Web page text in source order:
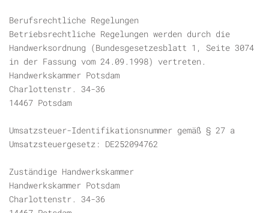
Berufsrechtliche Regelungen
Betriebsrechtliche Regelungen werden durch die
Handwerksordnung (Bundesgesetzesblatt 1, Seite 3074
in der Fassung vom 24.09.1998) vertreten.
Handwerkskammer Potsdam
Charlottenstr. 34-36
14467 Potsdam
Umsatzsteuer-Identifikationsnummer gemäß § 27 a
Umsatzsteuergesetz: DE252094762
Zuständige Handwerkskammer
Handwerkskammer Potsdam
Charlottenstr. 34-36